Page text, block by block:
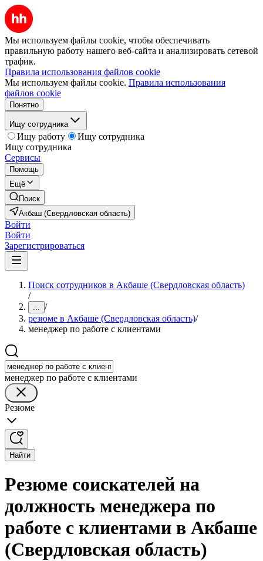
Мы используем файлы cookie, чтобы обеспечивать
правильную работу нашего веб-сайта и анализировать сетевой
трафик.
Правила использования файлов cookie
Мы используем файлы cookie. Правила использования
файлов cookie
Понятно
Ищу сотрудника
Ищу работу
Ищу сотрудника
Ищу сотрудника
Сервисы
Помощь
Ещё
Поиск
Акбаш (Свердловская область)
Войти
Войти
Зарегистрироваться
Поиск сотрудников в Акбаше (Свердловская область)
/
... /
резюме в Акбаше (Свердловская область)/
менеджер по работе с клиентами
менеджер по работе с клиентами
Резюме
Найти
Резюме соискателей на
должность менеджера по
работе с клиентами в Акбаше
(Свердловская область)